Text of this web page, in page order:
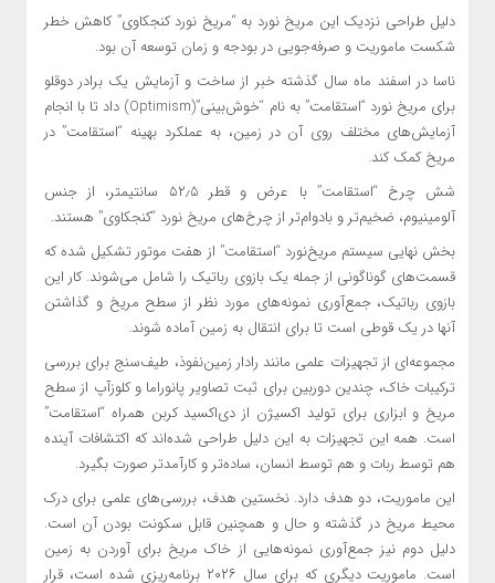
دلیل طراحی نزدیک این مریخ نورد به “مریخ نورد کنجکاوی” کاهش خطر
شکست ماموریت و صرفه‌جویی در بودجه و زمان توسعه آن بود.
ناسا در اسفند ماه سال گذشته خبر از ساخت و آزمایش یک برادر دوقلو
برای مریخ نورد “استقامت” به نام “خوش‌بینی”(Optimism) داد تا با انجام
آزمایش‌های مختلف روی آن در زمین، به عملکرد بهینه “استقامت” در
مریخ کمک کند.
شش چرخ “استقامت” با عرض و قطر ۵۲٫۵ سانتیمتر، از جنس
آلومینیوم، ضخیم‌تر و بادوام‌تر از چرخ‌های مریخ نورد “کنجکاوی” هستند.
بخش نهایی سیستم مریخ‌نورد “استقامت” از هفت موتور تشکیل شده که
قسمت‌های گوناگونی از جمله یک بازوی رباتیک را شامل می‌شوند. کار این
بازوی رباتیک، جمع‌آوری نمونه‌های مورد نظر از سطح مریخ و گذاشتن
آنها در یک قوطی است تا برای انتقال به زمین آماده شوند.
مجموعه‌ای از تجهیزات علمی مانند رادار زمین‌نفوذ، طیف‌سنج برای بررسی
ترکیبات خاک، چندین دوربین برای ثبت تصاویر پانوراما و کلوزآپ از سطح
مریخ و ابزاری برای تولید اکسیژن از دی‌اکسید کربن همراه “استقامت”
است. همه این تجهیزات به این دلیل طراحی شده‌اند که اکتشافات آینده
هم توسط ربات و هم توسط انسان، ساده‌تر و کارآمدتر صورت بگیرد.
این ماموریت، دو هدف دارد. نخستین هدف، بررسی‌های علمی برای درک
محیط مریخ در گذشته و حال و همچنین قابل سکونت بودن آن است.
دلیل دوم نیز جمع‌آوری نمونه‌هایی از خاک مریخ برای آوردن به زمین
است. ماموریت دیگری که برای سال ۲۰۲۶ برنامه‌ریزی شده است، قرار